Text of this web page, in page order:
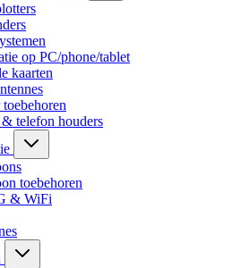
op PC/phone/tablet
kaarten
telefon houders
toebehoren
& WiFi